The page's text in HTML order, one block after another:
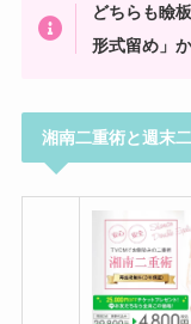
どちらも瞼
形式留め」
湘南二重術と週末